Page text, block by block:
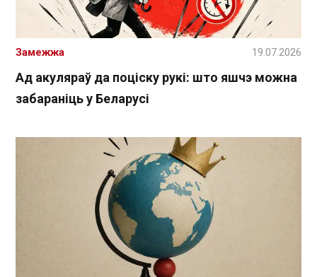
Ад акуляраў да поціску рукі: што яшчэ можна
забараніць у Беларусі
Замежжа 19.07.2026